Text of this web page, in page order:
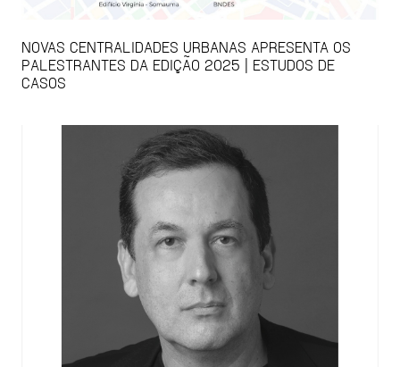
NOVAS CENTRALIDADES URBANAS APRESENTA OS
PALESTRANTES DA EDIÇÃO 2025 | ESTUDOS DE
CASOS